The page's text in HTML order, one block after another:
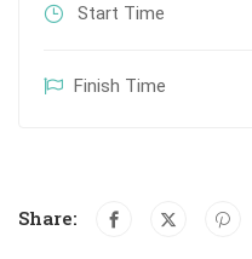
Start Time
Finish Time
Share: